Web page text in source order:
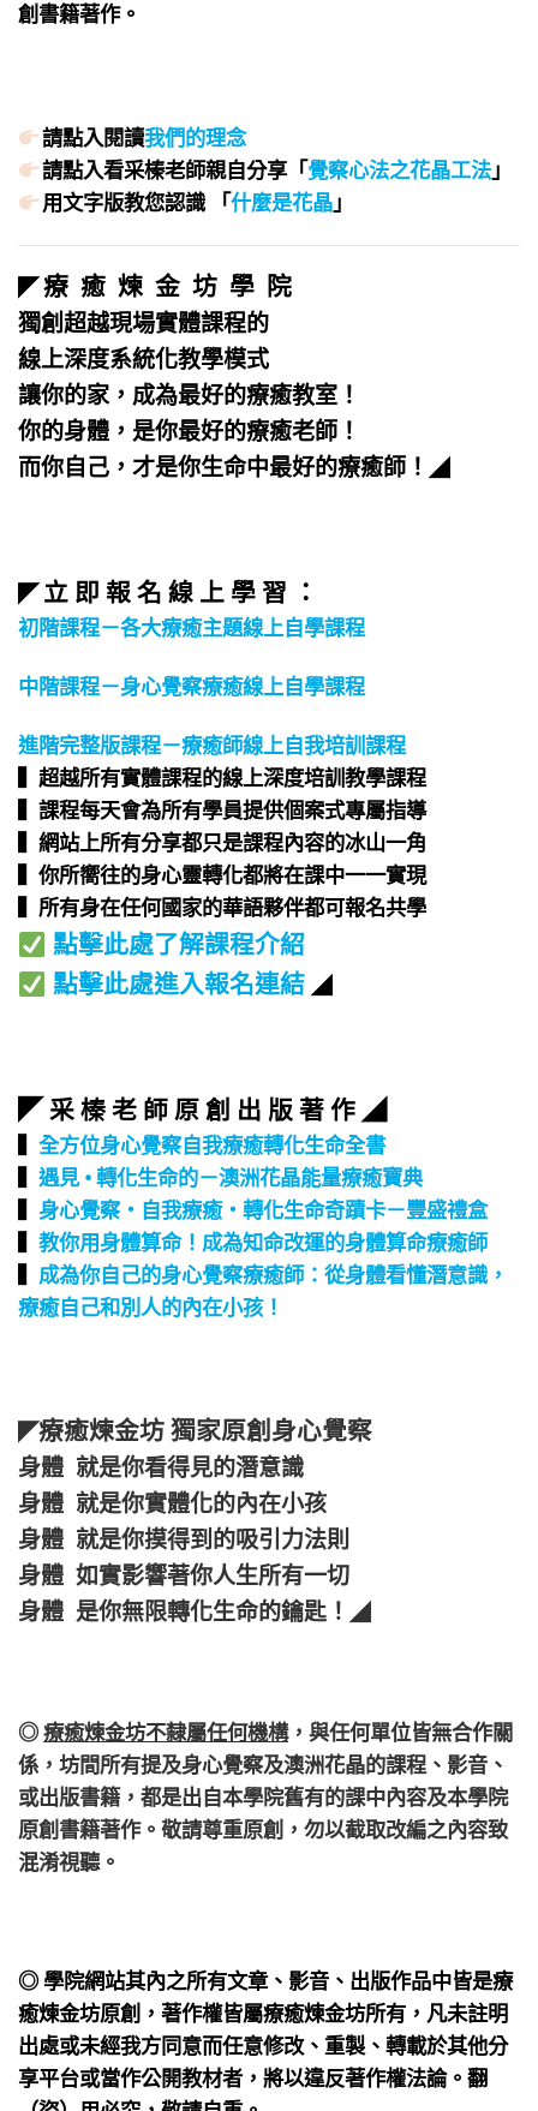
創書籍著作。
請點入閱讀我們的理念
請點入看采榛老師親自分享「覺察心法之花晶工法」
用文字版教您認識 「什麼是花晶」
◤療 癒 煉 金 坊 學 院
獨創超越現場實體課程的
線上深度系統化教學模式
讓你的家，成為最好的療癒教室！
你的身體，是你最好的療癒老師！
而你自己，才是你生命中最好的療癒師！ ◢
◤立 即 報 名 線 上 學 習 ：
初階課程－各大療癒主題線上自學課程
中階課程－身心覺察療癒線上自學課程
進階完整版課程－療癒師線上自我培訓課程
▍超越所有實體課程的線上深度培訓教學課程​
▍課程每天會為所有學員提供個案式專屬指導​
▍網站上所有分享都只是課程內容的冰山一角​
▍你所嚮往的身心靈轉化都將在課中一一實現​
▍所有身在任何國家的華語夥伴都可報名共學​
點擊此處了解課程介紹
點擊此處進入報名連結 ◢
◤ 采 榛 老 師 原 創 出 版 著 作 ◢
▍ 全方位身心覺察自我療癒轉化生命全書
▍ 遇見 • 轉化生命的－澳洲花晶能量療癒寶典
▍ 身心覺察‧自我療癒‧轉化生命奇蹟卡－豐盛禮盒
▍ 教你用身體算命！成為知命改運的身體算命療癒師
▍ 成為你自己的身心覺察療癒師：從身體看懂潛意識，
療癒自己和別人的內在小孩！
◤療癒煉金坊 獨家原創身心覺察
身體 就是你看得見的潛意識
身體 就是你實體化的內在小孩
身體 就是你摸得到的吸引力法則
身體 如實影響著你人生所有一切
身體 是你無限轉化生命的鑰匙！ ◢
◎療癒煉金坊不隸屬任何機構， 與任何單位皆無合作關
係， 坊間所有提及身心覺察及澳洲花晶的課程、影音、
或出版書籍，都是出自本學院舊有的課中內容及本學院
原創書籍著作。敬請尊重原創，勿以截取改編之內容致
混淆視聽。
◎ 學院網站其內之所有文章、影音、出版作品中皆是療
癒煉金坊原創，著作權皆屬療癒煉金坊所有，凡未註明
出處或未經我方同意而任意修改、重製、轉載於其他分
享平台或當作公開教材者，將以違反著作權法論。翻